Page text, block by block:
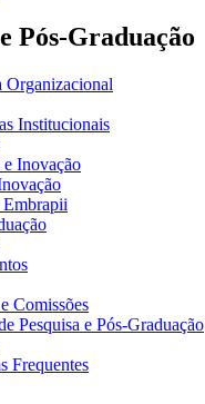
Pós-Graduação
Organizacional
Institucionais
e Inovação
Comissões
Pesquisa e Pós-Graduação
Frequentes